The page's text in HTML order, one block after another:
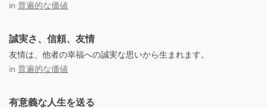
in 普遍的な価値
誠実さ、信頼、友情
友情は、他者の幸福への誠実な思いから生まれます。
in 普遍的な価値
有意義な人生を送る